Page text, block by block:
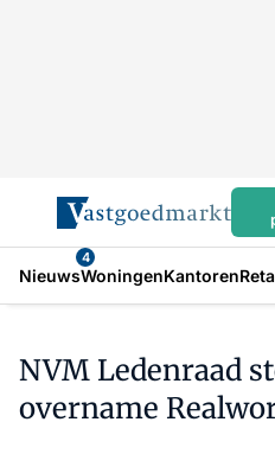
Nieuws
4
WoningenKantoren
NVM Ledenraad
overname